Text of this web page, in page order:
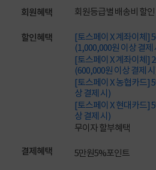
회원혜택 회원등급별 배송비 할인
할인혜택
[토스페이 X 계좌이체]
(1,000,000원 이상 결제
[토스페이 X 계좌이체]
(600,000원 이상 결제
[토스페이 X 농협카드]
상 결제 시)
[토스페이 X 현대카드]
상 결제 시)
무이자 할부혜택
결제혜택 5만원5%포인트